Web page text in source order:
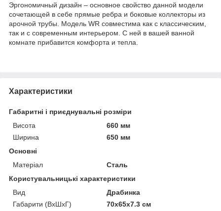
Эргономичный дизайн – основное свойство данной модели
сочетающей в себе прямые ребра и боковые коллекторы из
арочной трубы. Модель WR совместима как с классическим,
так и с современным интерьером. С ней в вашей ванной
комнате прибавится комфорта и тепла.
Характеристики
Габаритні і приєднувальні розміри
Висота
660 мм
Ширина
650 мм
Основні
Матеріал
Сталь
Користувальницькі характеристики
Вид
Драбинка
Габарити (ВхШхГ)
70х65х7.3 см